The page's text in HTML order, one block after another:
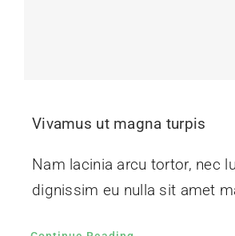
Vivamus ut magna turpis
Nam lacinia arcu tortor, nec
dignissim eu nulla sit amet